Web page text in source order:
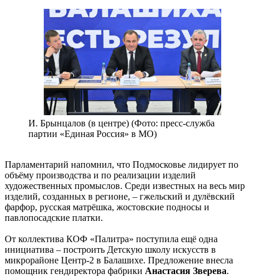
И. Брынцалов (в центре) (Фото: пресс-служба
партии «Единая Россия» в МО)
Парламентарий напомнил, что Подмосковье лидирует по
объёму производства и по реализации изделий
художественных промыслов. Среди известных на весь мир
изделий, созданных в регионе, – гжельский и дулёвский
фарфор, русская матрёшка, жостовские подносы и
павлопосадские платки.
От коллектива КОФ «Палитра» поступила ещё одна
инициатива – построить Детскую школу искусств в
микрорайоне Центр-2 в Балашихе. Предложение внесла
помощник гендиректора фабрики Анастасия Зверева.